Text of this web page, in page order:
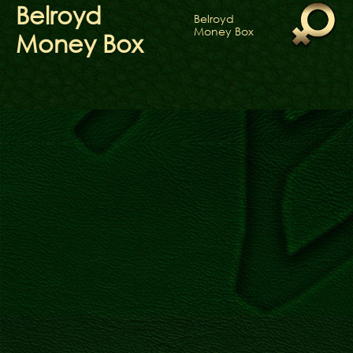
Belroyd
Money Box
Belroyd
Money Box
ФАКТИ
БЛОГ
ГАЛЕРЕЇ